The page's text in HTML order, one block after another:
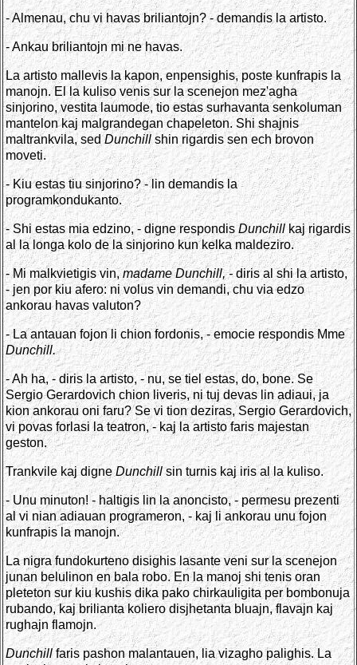
- Almenau, chu vi havas briliantojn? - demandis la artisto.
- Ankau briliantojn mi ne havas.
La artisto mallevis la kapon, enpensighis, poste kunfrapis la
manojn. El la kuliso venis sur la scenejon mez'agha
sinjorino, vestita laumode, tio estas surhavanta senkoluman
mantelon kaj malgrandegan chapeleton. Shi shajnis
maltrankvila, sedDunchillshin rigardis sen ech brovon
moveti.
- Kiu estas tiu sinjorino? - lin demandis la
programkondukanto.
- Shi estas mia edzino, - digne respondisDunchillkaj rigardis
al la longa kolo de la sinjorino kun kelka maldeziro.
- Mi malkvietigis vin,madame Dunchill, -diris al shi la artisto,
- jen por kiu afero: ni volus vin demandi, chu via edzo
ankorau havas valuton?
- La antauan fojon li chion fordonis, - emocie respondis Mme
Dunchill.
- Ah ha, - diris la artisto, - nu, se tiel estas, do, bone. Se
Sergio Gerardovich chion liveris, ni tuj devas lin adiaui, ja
kion ankorau oni faru? Se vi tion deziras, Sergio Gerardovich,
vi povas forlasi la teatron, - kaj la artisto faris majestan
geston.
Trankvile kaj digneDunchillsin turnis kaj iris al la kuliso.
- Unu minuton! - haltigis lin la anoncisto, - permesu prezenti
al vi nian adiauan programeron, - kaj li ankorau unu fojon
kunfrapis la manojn.
La nigra fundokurteno disighis lasante veni sur la scenejon
junan belulinon en bala robo. En la manoj shi tenis oran
pleteton sur kiu kushis dika pako chirkauligita per bombonuja
rubando, kaj brilianta koliero disjhetanta bluajn, flavajn kaj
rughajn flamojn.
Dunchill faris pashon malantauen, lia vizagho palighis. La